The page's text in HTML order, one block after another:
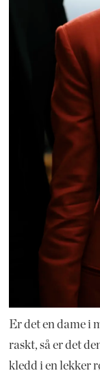
Er det en dame i
raskt, så er det
kledd i en lekker